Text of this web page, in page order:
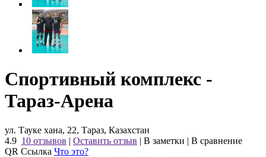
Спортивный комплекс -
Тараз-Арена
ул. Тауке хана, 22, Тараз, Казахстан
4.9 10 отзывов | Оставить отзыв | В заметки | В сравнение
QR Ссылка Что это?